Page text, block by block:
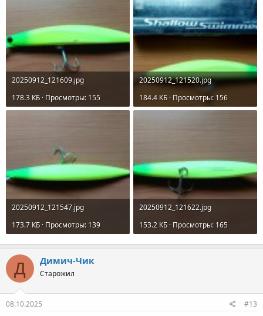
20250912_121609.jpg
178.3 КБ · Просмотры: 155
20250912_121520.jpg
184.4 КБ · Просмотры: 156
20250912_121547.jpg
173.7 КБ · Просмотры: 139
20250912_121622.jpg
153.2 КБ · Просмотры: 165
Д Димич-Чик
Старожил
08.10.2025 #13